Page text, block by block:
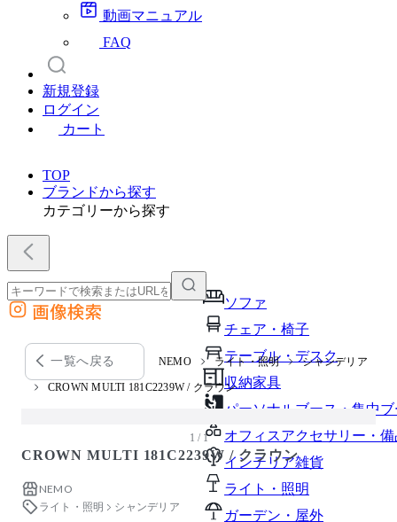
動画マニュアル
FAQ
新規登録
ログイン
カート
TOP
ブランドから探す
カテゴリーから探す
ソファ
チェア・椅子
テーブル・デスク
収納家具
パーソナルブース・集中
オフィスアクセサリー・備
インテリア雑貨
ライト・照明
ガーデン・屋外
外部サイトの商品をカートに追加
他のサイトで見つけた商品ページのURLを貼り付けて、カートに追加できます
画像検索
一覧へ戻る NEMO ライト・照明 シャンデリア
CROWN MULTI 181C2239W / クラウン
1 / 1
CROWN MULTI 181C2239W / クラウン
NEMO
ライト・照明
シャンデリア